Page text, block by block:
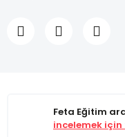
Feta Eğitim
incelemek için